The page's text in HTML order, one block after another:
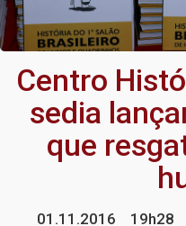
Centro
sedia
que
01.11.2016 19h28